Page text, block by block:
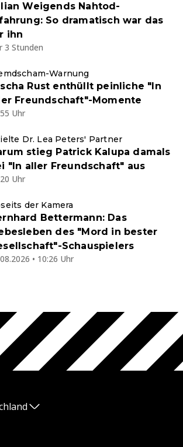
Weigends Nahtod-
So dramatisch war das
ihn
3 Stunden
Warnung
Rust enthüllt peinliche "In
Freundschaft"-Momente
Uhr
Dr. Lea Peters' Partner
stieg Patrick Kalupa damals
"In aller Freundschaft" aus
Uhr
der Kamera
Bettermann: Das
des "Mord in bester
Schauspielers
• 10:26 Uhr